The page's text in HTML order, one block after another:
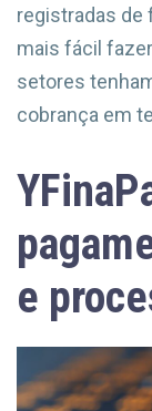
registradas de
mais fácil
setores
cobrança em
e